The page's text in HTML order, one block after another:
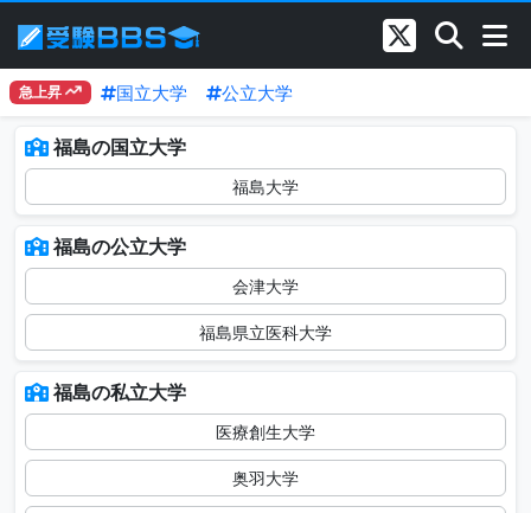
急上昇 国立大学 公立大学
福島の国立大学
福島大学
福島の公立大学
会津大学
福島県立医科大学
福島の私立大学
医療創生大学
奥羽大学